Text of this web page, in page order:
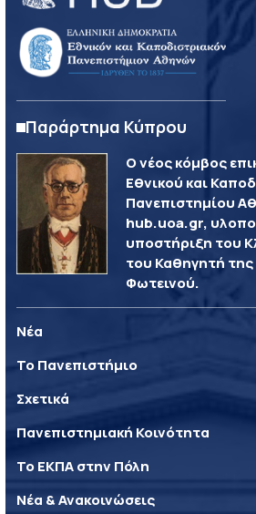
Παράρτημα Κύπρου
Ο νέος κόμβος
Εθνικού και
Πανεπιστημίου
hub.uoa.gr,
υποστήριξη του
του Καθηγητή της
Φωτεινού.
Νέα
Το Πανεπιστήμιο
Σχετικά
Πανεπιστημιακή Κοινότητα
Το ΕΚΠΑ στην Πόλη
Νέα & Ανακοινώσεις